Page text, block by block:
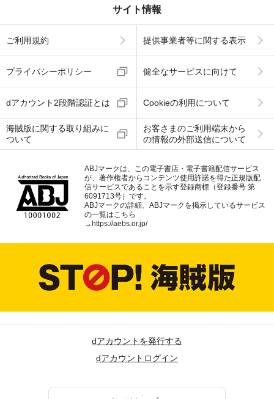
サイト情報
ご利用規約 提供事業者等に関する表示
プライバシーポリシー 健全なサービスに向けて
dアカウント2段階認証とは Cookieの利用について
海賊版に関する取り組みに
ついて
お客さまのご利用端末から
の情報の外部送信について
ABJマークは、この電子書店・電子書籍配信サービス
が、著作権者からコンテンツ使用許諾を得た正規版配
信サービスであることを示す登録商標（登録番号 第
6091713号）です。
ABJマークの詳細、ABJマークを掲示しているサービス
の一覧はこちら
→ https://aebs.or.jp/
dアカウントを発行する
dアカウントログイン